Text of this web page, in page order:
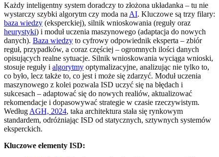
Każdy inteligentny system doradczy to złożona układanka – tu nie
wystarczy szybki algorytm czy moda na AI. Kluczowe są trzy filary:
baza wiedzy (eksperckiej), silnik wnioskowania (reguły oraz
heurystyki) i moduł uczenia maszynowego (adaptacja do nowych
danych). Baza wiedzy to cyfrowy odpowiednik eksperta – zbiór
reguł, przypadków, a coraz częściej – ogromnych ilości danych
opisujących realne sytuacje. Silnik wnioskowania wyciąga wnioski,
stosuje reguły i algorytmy optymalizacyjne, analizując nie tylko to,
co było, lecz także to, co jest i może się zdarzyć. Moduł uczenia
maszynowego z kolei pozwala ISD uczyć się na błędach i
sukcesach – adaptować się do nowych realiów, aktualizować
rekomendacje i dopasowywać strategie w czasie rzeczywistym.
Według AGH, 2024, taka architektura stała się rynkowym
standardem, odróżniając ISD od statycznych, sztywnych systemów
eksperckich.
Kluczowe elementy ISD: